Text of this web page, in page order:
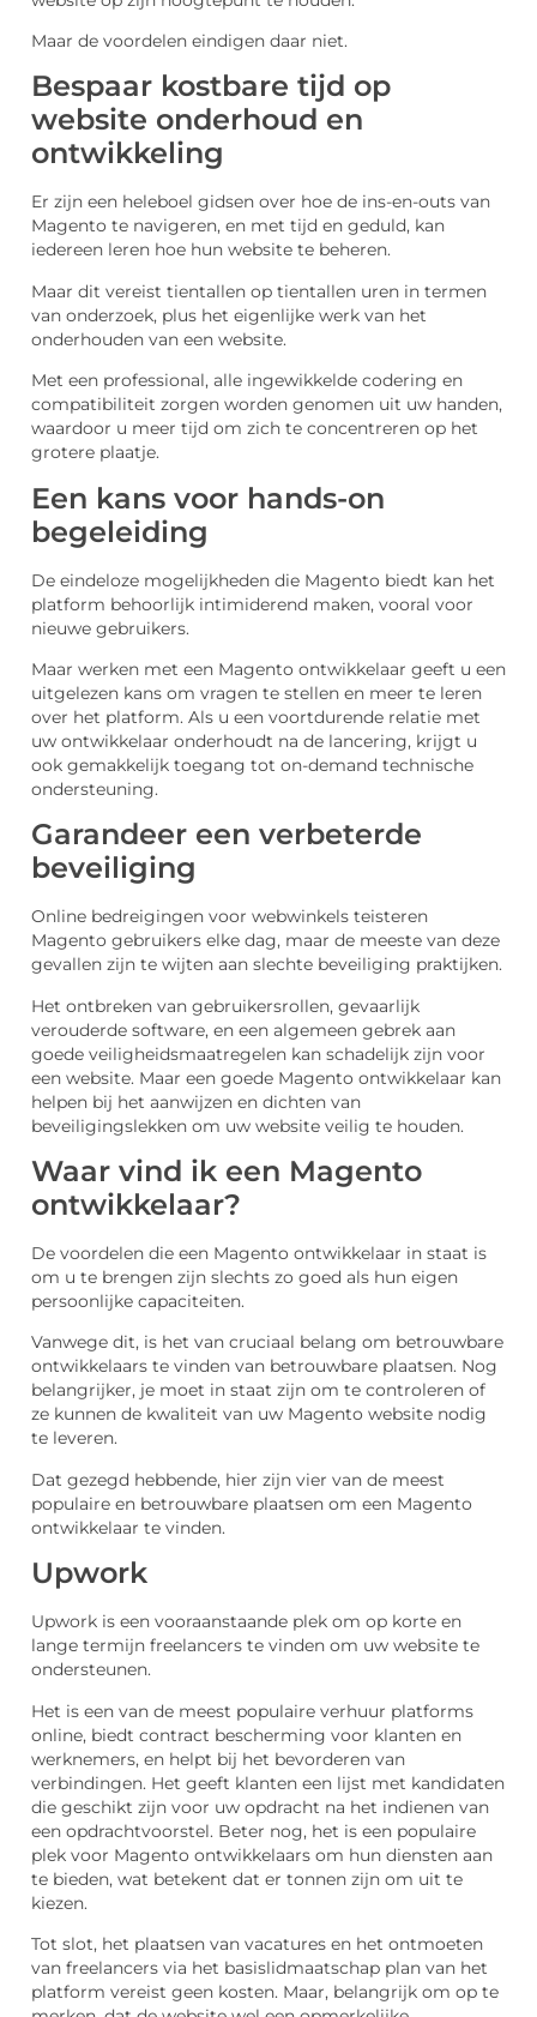
Maar de voordelen eindigen daar niet.
Bespaar kostbare tijd op
website onderhoud en
ontwikkeling
Er zijn een heleboel gidsen over hoe de ins-en-outs van
Magento te navigeren, en met tijd en geduld, kan
iedereen leren hoe hun website te beheren.
Maar dit vereist tientallen op tientallen uren in termen
van onderzoek, plus het eigenlijke werk van het
onderhouden van een website.
Met een professional, alle ingewikkelde codering en
compatibiliteit zorgen worden genomen uit uw handen,
waardoor u meer tijd om zich te concentreren op het
grotere plaatje.
Een kans voor hands-on
begeleiding
De eindeloze mogelijkheden die Magento biedt kan het
platform behoorlijk intimiderend maken, vooral voor
nieuwe gebruikers.
Maar werken met een Magento ontwikkelaar geeft u een
uitgelezen kans om vragen te stellen en meer te leren
over het platform. Als u een voortdurende relatie met
uw ontwikkelaar onderhoudt na de lancering, krijgt u
ook gemakkelijk toegang tot on-demand technische
ondersteuning.
Garandeer een verbeterde
beveiliging
Online bedreigingen voor webwinkels teisteren
Magento gebruikers elke dag, maar de meeste van deze
gevallen zijn te wijten aan slechte beveiliging praktijken.
Het ontbreken van gebruikersrollen, gevaarlijk
verouderde software, en een algemeen gebrek aan
goede veiligheidsmaatregelen kan schadelijk zijn voor
een website. Maar een goede Magento ontwikkelaar kan
helpen bij het aanwijzen en dichten van
beveiligingslekken om uw website veilig te houden.
Waar vind ik een Magento
ontwikkelaar?
De voordelen die een Magento ontwikkelaar in staat is
om u te brengen zijn slechts zo goed als hun eigen
persoonlijke capaciteiten.
Vanwege dit, is het van cruciaal belang om betrouwbare
ontwikkelaars te vinden van betrouwbare plaatsen. Nog
belangrijker, je moet in staat zijn om te controleren of
ze kunnen de kwaliteit van uw Magento website nodig
te leveren.
Dat gezegd hebbende, hier zijn vier van de meest
populaire en betrouwbare plaatsen om een Magento
ontwikkelaar te vinden.
Upwork
Upwork is een vooraanstaande plek om op korte en
lange termijn freelancers te vinden om uw website te
ondersteunen.
Het is een van de meest populaire verhuur platforms
online, biedt contract bescherming voor klanten en
werknemers, en helpt bij het bevorderen van
verbindingen. Het geeft klanten een lijst met kandidaten
die geschikt zijn voor uw opdracht na het indienen van
een opdrachtvoorstel. Beter nog, het is een populaire
plek voor Magento ontwikkelaars om hun diensten aan
te bieden, wat betekent dat er tonnen zijn om uit te
kiezen.
Tot slot, het plaatsen van vacatures en het ontmoeten
van freelancers via het basislidmaatschap plan van het
platform vereist geen kosten. Maar, belangrijk om op te